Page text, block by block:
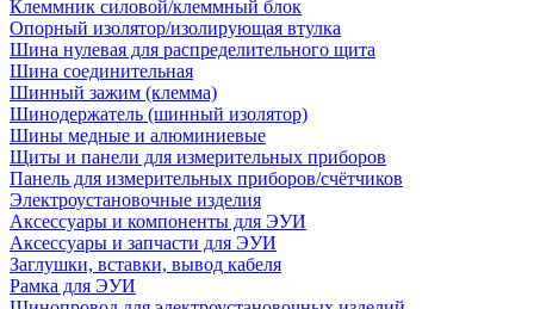
Клеммник силовой/клеммный блок
Опорный изолятор/изолирующая втулка
Шина нулевая для распределительного щита
Шина соединительная
Шинный зажим (клемма)
Шинодержатель (шинный изолятор)
Шины медные и алюминиевые
Щиты и панели для измерительных приборов
Панель для измерительных приборов/счётчиков
Электроустановочные изделия
Аксессуары и компоненты для ЭУИ
Аксессуары и запчасти для ЭУИ
Заглушки, вставки, вывод кабеля
Рамка для ЭУИ